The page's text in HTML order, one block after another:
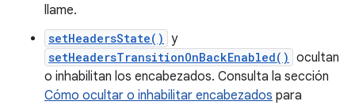
llame.
setHeadersState() y
setHeadersTransitionOnBackEnabled() ocultan
o inhabilitan los encabezados. Consulta la sección
Cómo ocultar o inhabilitar encabezados para